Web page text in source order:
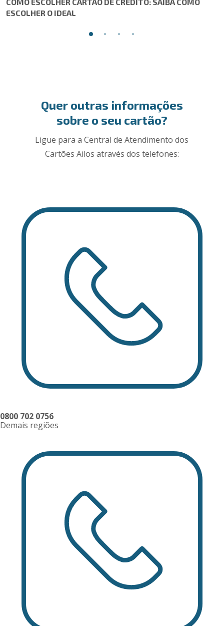
ESCOLHER O IDEAL
Quer outras informações
sobre o seu cartão?
Ligue para a Central de Atendimento dos
Cartões Ailos através dos telefones:
0800 702 0756
Demais regiões